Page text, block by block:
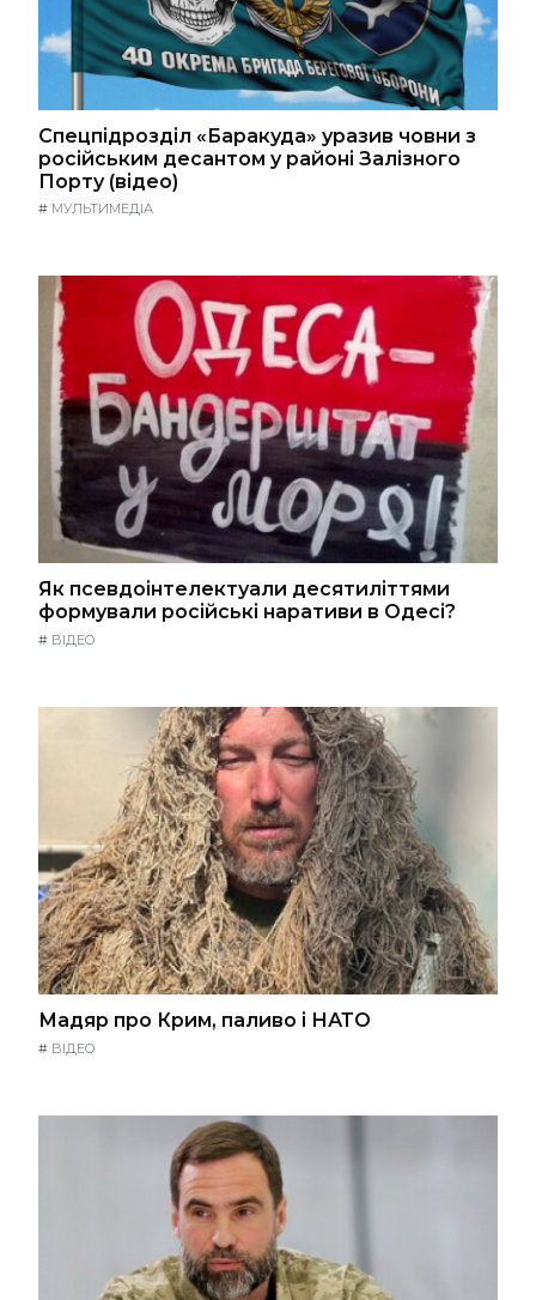
Спецпідрозділ «Баракуда» уразив човни з
російським десантом у районі Залізного
Порту (відео)
# МУЛЬТИМЕДІА
Як псевдоінтелектуали десятиліттями
формували російські наративи в Одесі?
# ВІДЕО
Мадяр про Крим, паливо і НАТО
# ВІДЕО